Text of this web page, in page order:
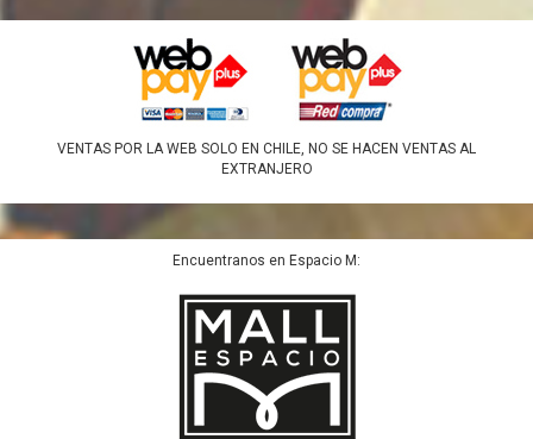
VENTAS POR LA WEB SOLO EN CHILE, NO SE HACEN VENTAS AL
EXTRANJERO
Encuentranos en Espacio M: